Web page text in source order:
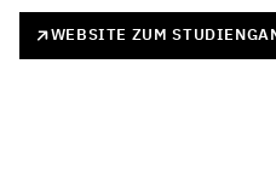
WEBSITE ZUM